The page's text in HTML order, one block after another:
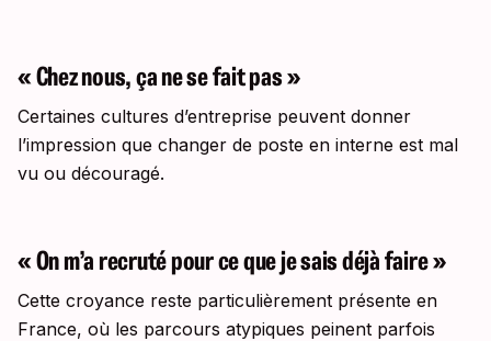
« Chez nous, ça ne se fait pas »
Certaines cultures d’entreprise peuvent donner
l’impression que changer de poste en interne est mal
vu ou découragé.
« On m’a recruté pour ce que je sais déjà faire »
Cette croyance reste particulièrement présente en
France, où les parcours atypiques peinent parfois